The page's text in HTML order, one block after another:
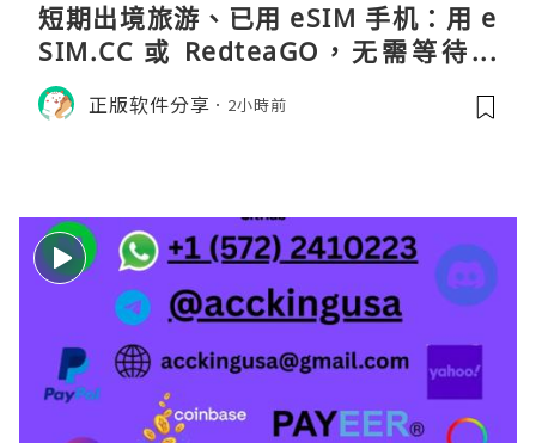
短期出境旅游、已用 eSIM 手机：用 e
SIM.CC 或 RedteaGO，无需等待收
货。需要“当地号码 + 通话短信”（如
打车、外卖、客户联络）：优先 Redt
正版软件分享 2小時前